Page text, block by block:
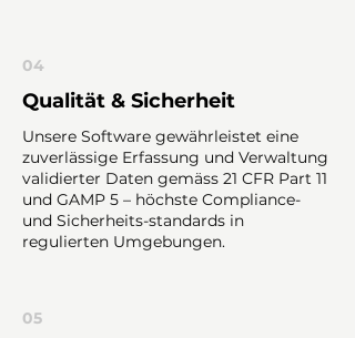
04
Qualität & Sicherheit
Unsere Software gewährleistet eine
zuverlässige Erfassung und Verwaltung
validierter Daten gemäss 21 CFR Part 11
und GAMP 5 – höchste Compliance-
und Sicherheits-standards in
regulierten Umgebungen.
05